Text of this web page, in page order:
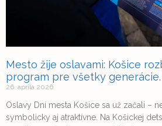
Mesto žije oslavami: Košice
program pre všetky
26. apríla 2026
Oslavy Dní mesta Košice sa už začali –
symbolicky aj atraktívne. Na Košickej